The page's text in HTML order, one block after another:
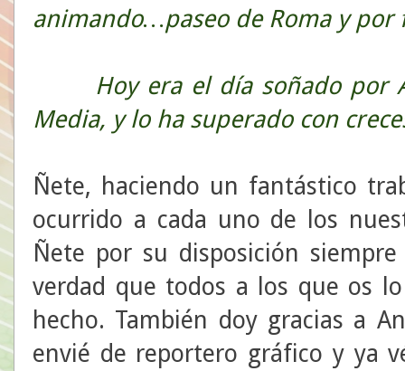
animando…paseo de Roma y por
Hoy era el día soñado por
Media, y lo ha superado con
Ñete, haciendo un fantástico
ocurrido a cada uno de los
Ñete por su disposición
verdad que todos a los que os
hecho. También doy gracias a
envié de reportero gráfico y ya